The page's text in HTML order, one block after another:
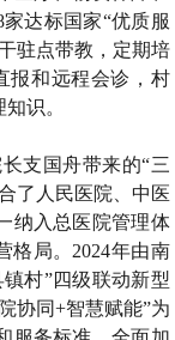
达标国家“优质服
驻点带教，定期培
报和远程会诊，村
识。
支国舟带来的“三
了人民医院、中医
纳入总医院管理体
格局。2024年由南
村”四级联动新型
协同+智慧赋能”为